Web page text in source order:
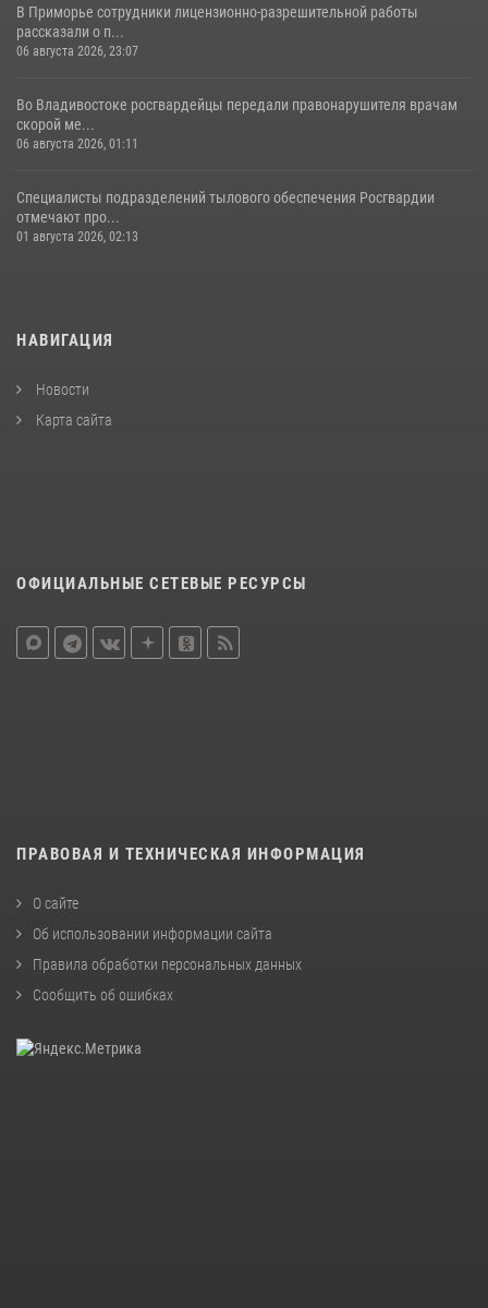
В Приморье сотрудники лицензионно-разрешительной работы
рассказали о п...
06 августа 2026, 23:07
Во Владивостоке росгвардейцы передали правонарушителя врачам
скорой ме...
06 августа 2026, 01:11
Специалисты подразделений тылового обеспечения Росгвардии
отмечают про...
01 августа 2026, 02:13
НАВИГАЦИЯ
Новости
Карта сайта
ОФИЦИАЛЬНЫЕ СЕТЕВЫЕ РЕСУРСЫ
ПРАВОВАЯ И ТЕХНИЧЕСКАЯ ИНФОРМАЦИЯ
О сайте
Об использовании информации сайта
Правила обработки персональных данных
Сообщить об ошибках